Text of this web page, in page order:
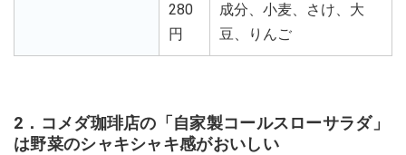
280
円
成分、小麦、さけ、大
豆、りんご
2．コメダ珈琲店の「自家製コールスローサラダ」
は野菜のシャキシャキ感がおいしい